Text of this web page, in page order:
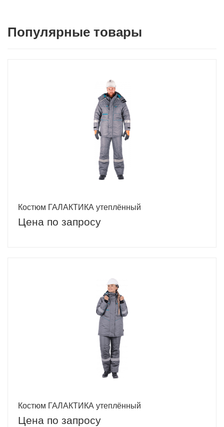
Популярные товары
Костюм ГАЛАКТИКА утеплённый
Цена по запросу
Костюм ГАЛАКТИКА утеплённый
Цена по запросу